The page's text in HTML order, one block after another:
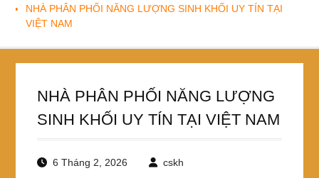
NHÀ PHÂN PHỐI NĂNG LƯỢNG SINH KHỐI UY TÍN TẠI
VIỆT NAM
NHÀ PHÂN PHỐI NĂNG LƯỢNG
SINH KHỐI UY TÍN TẠI VIỆT NAM
6 Tháng 2, 2026 cskh